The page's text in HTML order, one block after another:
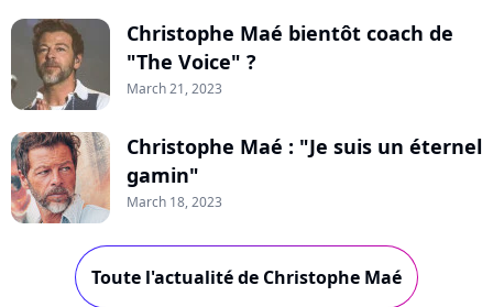
Christophe Maé bientôt coach de
"The Voice" ?
March 21, 2023
Christophe Maé : "Je suis un éternel
gamin"
March 18, 2023
Toute l'actualité de Christophe Maé